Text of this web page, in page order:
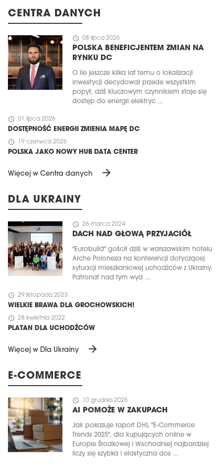
CENTRA DANYCH
schedule 08 lipca 2026
POLSKA BENEFICJENTEM ZMIAN NA
RYNKU DC
O ile jeszcze kilka lat temu o lokalizacji
inwestycji decydował przede wszystkim
popyt, dziś kluczowym czynnikiem staje się
dostęp do energii elektryc ...
schedule 01 lipca 2026
DOSTĘPNOŚĆ ENERGII ZMIENIA MAPĘ DC
schedule 19 czerwca 2026
POLSKA JAKO NOWY HUB DATA CENTER
Więcej w Centra danych arrow_forward
DLA UKRAINY
schedule 26 marca 2024
DACH NAD GŁOWĄ PRZYJACIÓŁ
"Eurobuild" gościł dziś w warszawskim hotelu
Arche Poloneza na konferencji dotyczącej
sytuacji mieszkaniowej uchodźców z Ukrainy.
Patronat nad tym wyd ...
schedule 29 listopada 2023
WIELKIE BRAWA DLA GROCHOWSKICH!
schedule 28 kwietnia 2022
PLATAN DLA UCHODŹCÓW
Więcej w Dla Ukrainy arrow_forward
E-COMMERCE
schedule 10 grudnia 2025
AI POMOŻE W ZAKUPACH
Jak pokazuje raport DHL "E-Commerce
Trends 2025", dla kupujących online w
Europie Środkowej i Wschodniej najbardziej
liczy się szybka i elastyczna dos ...